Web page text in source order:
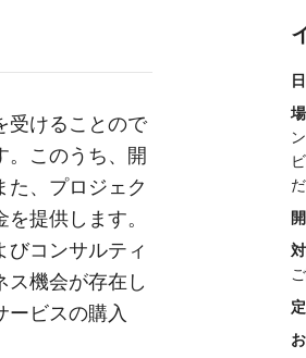
受けることので
。このうち、開
、プロジェク
提供します。
コンサルティ
ス機会が存在し
ービスの購入